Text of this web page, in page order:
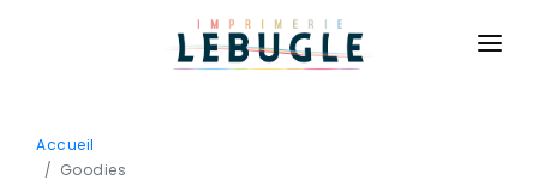
NOS PRODUITS
Accueil
Goodies